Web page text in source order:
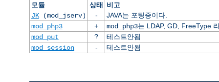
모듈 상태 비고
JK(mod_jserv) -
JAVA는 포팅중이다.
mod_php3
+ mod_php3는 LDAP, GD, FreeType
mod_put
?
테스트안됨
mod_session
- 테스트안됨